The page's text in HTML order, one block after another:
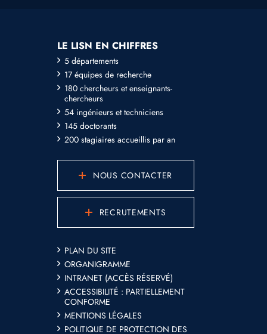
LE LISN EN CHIFFRES
5 départements
17 équipes de recherche
180 chercheurs et enseignants-
chercheurs
54 ingénieurs et techniciens
145 doctorants
200 stagiaires accueillis par an
NOUS CONTACTER
RECRUTEMENTS
PLAN DU SITE
ORGANIGRAMME
INTRANET (ACCÈS RÉSERVÉ)
ACCESSIBILITÉ : PARTIELLEMENT
CONFORME
MENTIONS LÉGALES
POLITIQUE DE PROTECTION DES